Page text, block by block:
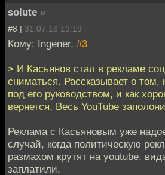
solute »
#8 | 31.07.16 19:19
Кому: Ingener, #3
> И Касьянов стал в рекламе
сниматься. Рассказывает о том,
под его руководством, и как
вернется. Весь YouTube
Реклама с Касьяновым уже
случай, когда политическую
размахом крутят на youtube,
заплатили.